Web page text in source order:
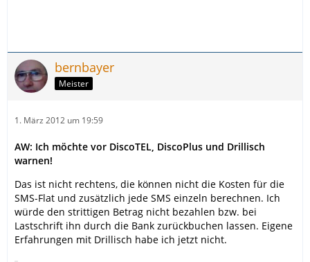
bernbayer
Meister
1. März 2012 um 19:59
AW: Ich möchte vor DiscoTEL, DiscoPlus und Drillisch
warnen!
Das ist nicht rechtens, die können nicht die Kosten für die
SMS-Flat und zusätzlich jede SMS einzeln berechnen. Ich
würde den strittigen Betrag nicht bezahlen bzw. bei
Lastschrift ihn durch die Bank zurückbuchen lassen. Eigene
Erfahrungen mit Drillisch habe ich jetzt nicht.